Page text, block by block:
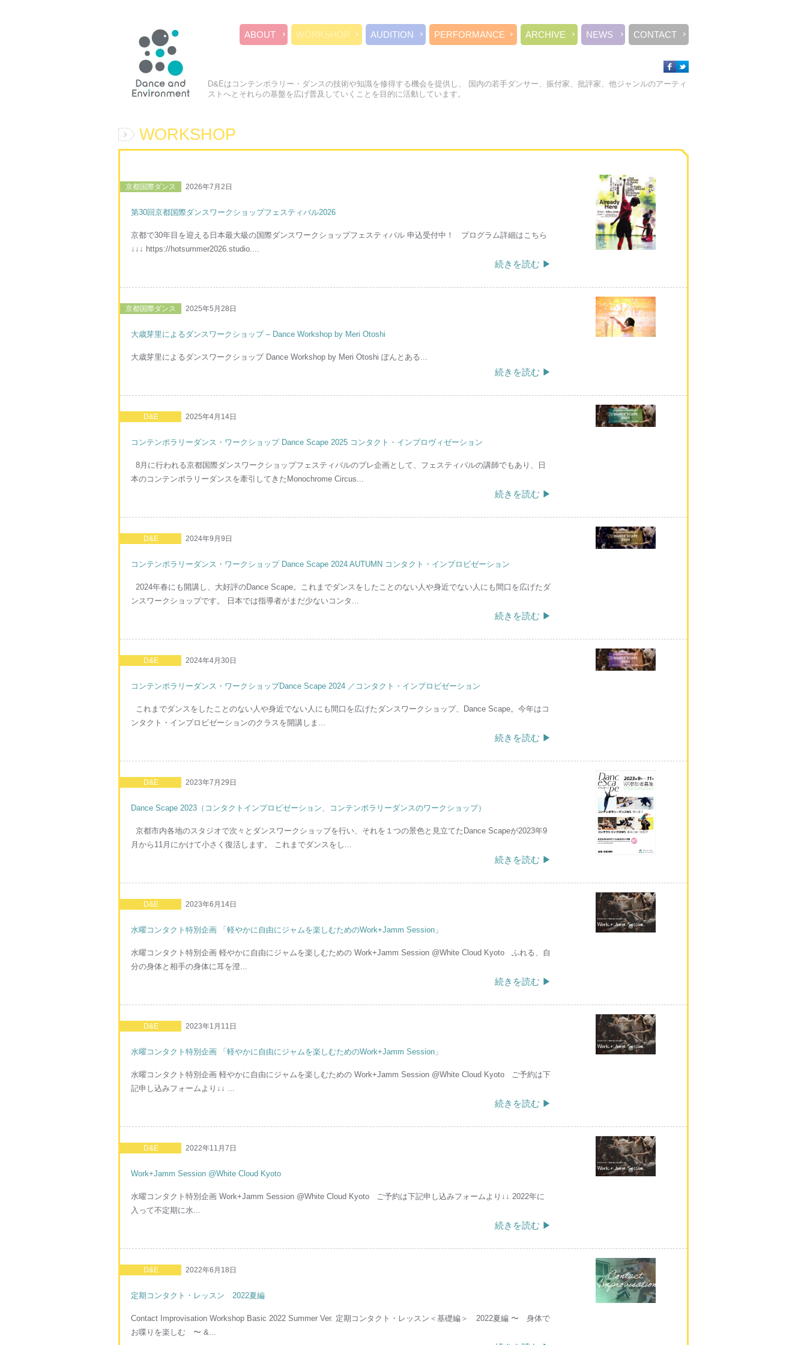
ABOUT WORKSHOP AUDITION PERFORMANCE ARCHIVE NEWS CONTACT
D&Eはコンテンポラリー・ダンスの技術や知識を修得する機会を提供し、 国内の若手ダンサー、振付家、批評家、他ジャンルのアーティ
ストへとそれらの基盤を広げ普及していくことを目的に活動しています。
WORKSHOP
京都国際ダンス 2026年7月2日
第30回京都国際ダンスワークショップフェスティバル2026
京都で30年目を迎える日本最大級の国際ダンスワークショップフェスティバル 申込受付中！ プログラム詳細はこちら
↓↓↓ https://hotsummer2026.studio....
続きを読む ▶
京都国際ダンス 2025年5月28日
大歳芽里によるダンスワークショップ – Dance Workshop by Meri Otoshi
大歳芽里によるダンスワークショップ Dance Workshop by Meri Otoshi ぽんとある...
続きを読む ▶
D&E 2025年4月14日
コンテンポラリーダンス・ワークショップ Dance Scape 2025 コンタクト・インプロヴィゼーション
8月に行われる京都国際ダンスワークショップフェスティバルのプレ企画として、フェスティバルの講師でもあり、日
本のコンテンポラリーダンスを牽引してきたMonochrome Circus...
続きを読む ▶
D&E 2024年9月9日
コンテンポラリーダンス・ワークショップ Dance Scape 2024 AUTUMN コンタクト・インプロビゼーション
2024年春にも開講し、大好評のDance Scape。これまでダンスをしたことのない人や身近でない人にも間口を広げたダ
ンスワークショップです。 日本では指導者がまだ少ないコンタ...
続きを読む ▶
D&E 2024年4月30日
コンテンポラリーダンス・ワークショップDance Scape 2024 ／コンタクト・インプロビゼーション
これまでダンスをしたことのない人や身近でない人にも間口を広げたダンスワークショップ、Dance Scape。今年はコ
ンタクト・インプロビゼーションのクラスを開講しま...
続きを読む ▶
D&E 2023年7月29日
Dance Scape 2023（コンタクトインプロビゼーション、コンテンポラリーダンスのワークショップ）
京都市内各地のスタジオで次々とダンスワークショップを行い、それを１つの景色と見立てたDance Scapeが2023年9
月から11月にかけて小さく復活します。 これまでダンスをし...
続きを読む ▶
D&E 2023年6月14日
水曜コンタクト特別企画 「軽やかに自由にジャムを楽しむためのWork+Jamm Session」
水曜コンタクト特別企画 軽やかに自由にジャムを楽しむための Work+Jamm Session @White Cloud Kyoto ふれる、自
分の身体と相手の身体に耳を澄...
続きを読む ▶
D&E 2023年1月11日
水曜コンタクト特別企画 「軽やかに自由にジャムを楽しむためのWork+Jamm Session」
水曜コンタクト特別企画 軽やかに自由にジャムを楽しむための Work+Jamm Session @White Cloud Kyoto ご予約は下
記申し込みフォームより↓↓ ...
続きを読む ▶
D&E 2022年11月7日
Work+Jamm Session @White Cloud Kyoto
水曜コンタクト特別企画 Work+Jamm Session @White Cloud Kyoto ご予約は下記申し込みフォームより↓↓ 2022年に
入って不定期に水...
続きを読む ▶
D&E 2022年6月18日
定期コンタクト・レッスン 2022夏編
Contact Improvisation Workshop Basic 2022 Summer Ver. 定期コンタクト・レッスン＜基礎編＞ 2022夏編 〜 身体で
お喋りを楽しむ 〜 &...